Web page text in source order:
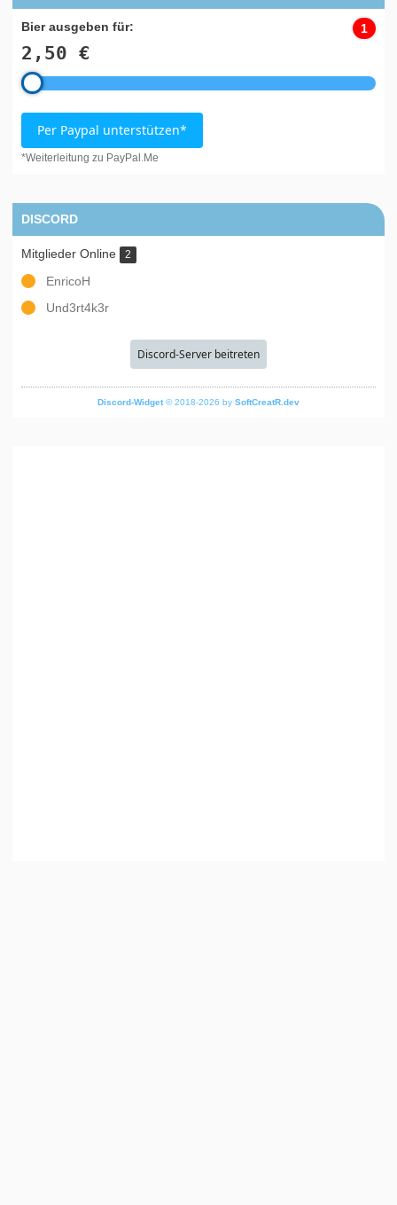
Bier ausgeben für:
2,50 €
1
Per Paypal unterstützen*
*Weiterleitung zu PayPal.Me
DISCORD
Mitglieder Online 2
EnricoH
Und3rt4k3r
Discord-Server beitreten
Discord-Widget© 2018-2026 by SoftCreatR.dev